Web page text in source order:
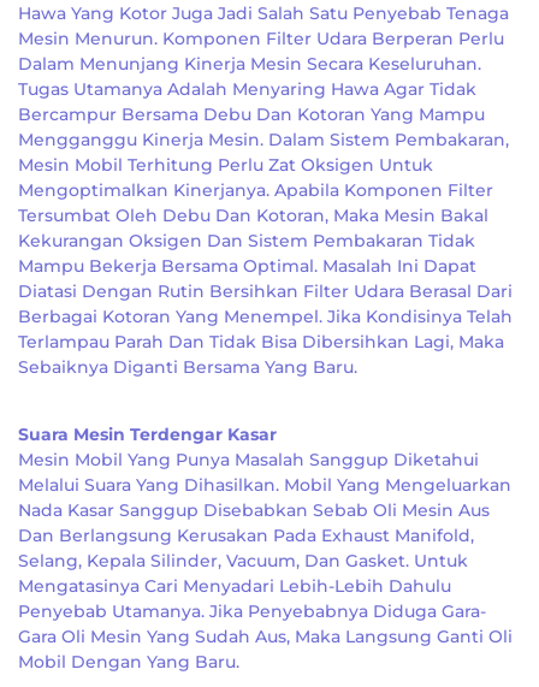
Hawa Yang Kotor Juga Jadi Salah Satu Penyebab Tenaga
Mesin Menurun. Komponen Filter Udara Berperan Perlu
Dalam Menunjang Kinerja Mesin Secara Keseluruhan.
Tugas Utamanya Adalah Menyaring Hawa Agar Tidak
Bercampur Bersama Debu Dan Kotoran Yang Mampu
Mengganggu Kinerja Mesin. Dalam Sistem Pembakaran,
Mesin Mobil Terhitung Perlu Zat Oksigen Untuk
Mengoptimalkan Kinerjanya. Apabila Komponen Filter
Tersumbat Oleh Debu Dan Kotoran, Maka Mesin Bakal
Kekurangan Oksigen Dan Sistem Pembakaran Tidak
Mampu Bekerja Bersama Optimal. Masalah Ini Dapat
Diatasi Dengan Rutin Bersihkan Filter Udara Berasal Dari
Berbagai Kotoran Yang Menempel. Jika Kondisinya Telah
Terlampau Parah Dan Tidak Bisa Dibersihkan Lagi, Maka
Sebaiknya Diganti Bersama Yang Baru.
Suara Mesin Terdengar Kasar
Mesin Mobil Yang Punya Masalah Sanggup Diketahui
Melalui Suara Yang Dihasilkan. Mobil Yang Mengeluarkan
Nada Kasar Sanggup Disebabkan Sebab Oli Mesin Aus
Dan Berlangsung Kerusakan Pada Exhaust Manifold,
Selang, Kepala Silinder, Vacuum, Dan Gasket. Untuk
Mengatasinya Cari Menyadari Lebih-Lebih Dahulu
Penyebab Utamanya. Jika Penyebabnya Diduga Gara-
Gara Oli Mesin Yang Sudah Aus, Maka Langsung Ganti Oli
Mobil Dengan Yang Baru.